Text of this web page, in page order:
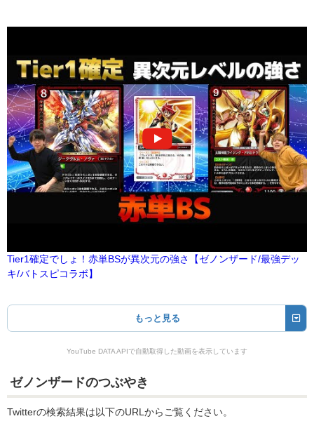
Tier1確定でしょ！赤単BSが異次元の強さ【ゼノンザード/最強デッ
キ/バトスピコラボ】
もっと見る
YouTube DATA APIで自動取得した動画を表示しています
ゼノンザードのつぶやき
Twitterの検索結果は以下のURLからご覧ください。